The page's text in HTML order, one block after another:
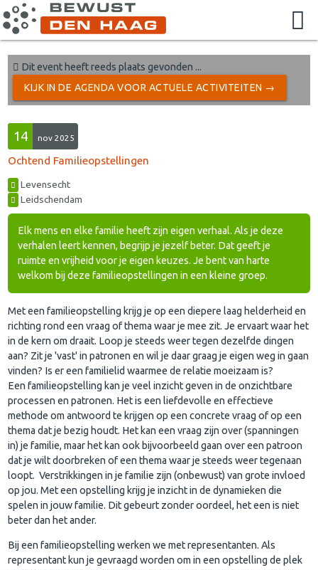
Dit event heeft reeds plaats gevonden ...
KIJK IN DE AGENDA VOOR ACTUELE ACTIVITEITEN →
14 nov 2025
Ochtend Familieopstellingen
Levensecht
Leidschendam
Elk mens en elke familie heeft zijn eigen verhaal. Als je deze
verhalen leert kennen, begrijp je jezelf beter. Dat geeft je
ruimte en vrijheid voor je eigen keuzes. Je bent van harte
welkom bij deze familieopstellingen in een kleine groep.
Met een familieopstelling krijg je op een diepere laag helderheid en
richting rond een vraag of thema waar je mee zit. Je ervaart waar het
in de kern om draait. Loop je steeds weer tegen dezelfde dingen
aan? Zit je 'vast' in patronen en wil je daar graag je eigen weg in gaan
vinden? Is er een familielid waarmee de relatie moeizaam is?
Een familieopstelling kan je veel inzicht geven in de onzichtbare
processen en patronen. Het is een liefdevolle en effectieve
methode om antwoord te krijgen op een concrete vraag of op een
thema dat je bezig houdt. Het kan een vraag zijn over (spanningen
in) je familie, maar het kan ook bijvoorbeeld gaan over een patroon
dat je wilt doorbreken of een thema waar je steeds weer tegenaan
loopt. Verstrikkingen in je familie zijn (onbewust) van grote invloed
op jou. Met een opstelling krijg je inzicht in de dynamieken die
spelen in jouw familie. Dit gebeurt zonder oordeel, het een is niet
beter dan het ander.
Bij een familieopstelling werken we met representanten. Als
representant kun je gevraagd worden om in een opstelling de plek